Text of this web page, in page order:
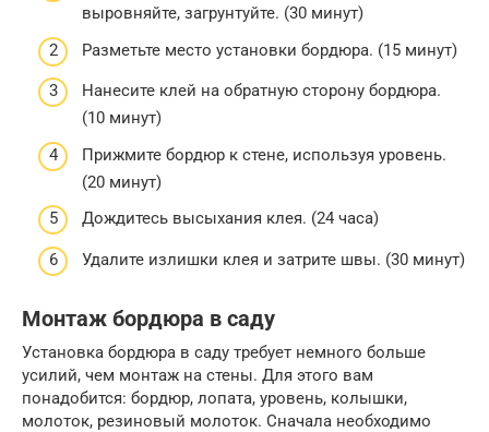
выровняйте, загрунтуйте. (30 минут)
Разметьте место установки бордюра. (15 минут)
Нанесите клей на обратную сторону бордюра.
(10 минут)
Прижмите бордюр к стене, используя уровень.
(20 минут)
Дождитесь высыхания клея. (24 часа)
Удалите излишки клея и затрите швы. (30 минут)
Монтаж бордюра в саду
Установка бордюра в саду требует немного больше
усилий, чем монтаж на стены. Для этого вам
понадобится: бордюр, лопата, уровень, колышки,
молоток, резиновый молоток. Сначала необходимо